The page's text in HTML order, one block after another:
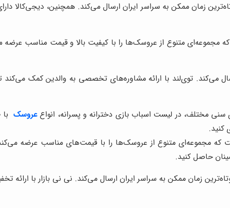
زمان ممکن به سراسر ایران ارسال می‌کند. همچنین، دیجی‌کالا
متنوع از عروسک‌ها را با کیفیت بالا و قیمت مناسب عرضه
می‌کند. توی‌لند با ارائه مشاوره‌های تخصصی به والدین کمک می‌کند
مختلف، در لیست اسباب بازی دخترانه و پسرانه، انواع عروسک
کنید.
مجموعه‌ای متنوع از عروسک‌ها را با قیمت‌های مناسب عرضه می‌کند.
حاصل کنید.
زمان ممکن به سراسر ایران ارسال می‌کند. نی نی بازار با ارائه